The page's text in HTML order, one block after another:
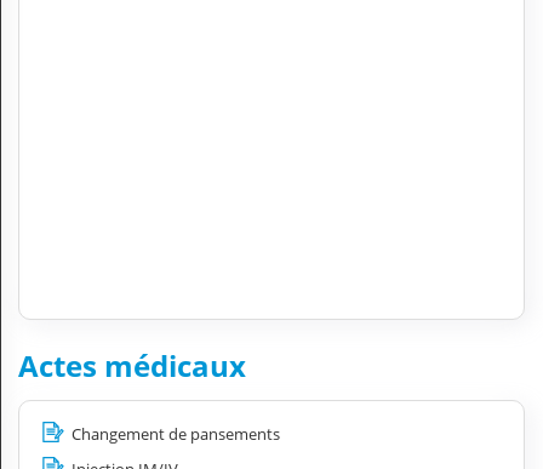
Actes médicaux
Changement de pansements